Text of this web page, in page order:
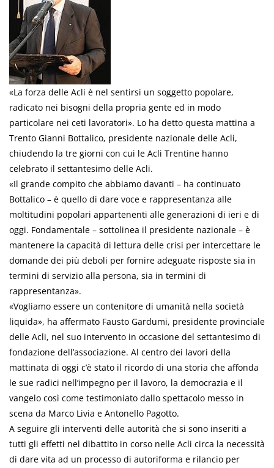
«La forza delle Acli è nel sentirsi un soggetto popolare,
radicato nei bisogni della propria gente ed in modo
particolare nei ceti lavoratori». Lo ha detto questa mattina a
Trento Gianni Bottalico, presidente nazionale delle Acli,
chiudendo la tre giorni con cui le Acli Trentine hanno
celebrato il settantesimo delle Acli.
«Il grande compito che abbiamo davanti – ha continuato
Bottalico – è quello di dare voce e rappresentanza alle
moltitudini popolari appartenenti alle generazioni di ieri e di
oggi. Fondamentale – sottolinea il presidente nazionale – è
mantenere la capacità di lettura delle crisi per intercettare le
domande dei più deboli per fornire adeguate risposte sia in
termini di servizio alla persona, sia in termini di
rappresentanza».
«Vogliamo essere un contenitore di umanità nella società
liquida», ha affermato Fausto Gardumi, presidente provinciale
delle Acli, nel suo intervento in occasione del settantesimo di
fondazione dell’associazione. Al centro dei lavori della
mattinata di oggi c’è stato il ricordo di una storia che affonda
le sue radici nell’impegno per il lavoro, la democrazia e il
vangelo così come testimoniato dallo spettacolo messo in
scena da Marco Livia e Antonello Pagotto.
A seguire gli interventi delle autorità che si sono inseriti a
tutti gli effetti nel dibattito in corso nelle Acli circa la necessità
di dare vita ad un processo di autoriforma e rilancio per